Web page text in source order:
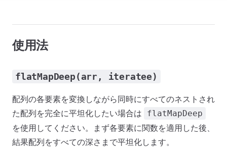
使用法
flatMapDeep(arr, iteratee)
配列の各要素を変換しながら同時にすべてのネストされ
た配列を完全に平坦化したい場合は
flatMapDeep
を使用してください。まず各要素に関数を適用した後、
結果配列をすべての深さまで平坦化します。